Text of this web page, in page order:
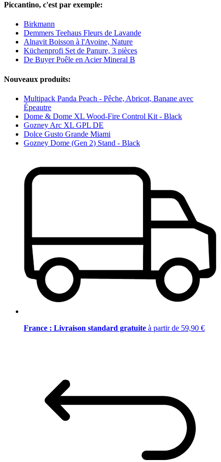
Piccantino, c'est par exemple:
Birkmann
Demmers Teehaus Fleurs de Lavande
Alnavit Boisson à l'Avoine, Nature
Küchenprofi Set de Panure, 3 pièces
De Buyer Poêle en Acier Mineral B
Nouveaux produits:
Multipack Panda Peach - Pêche, Abricot, Banane avec
Épeautre
Dome & Dome XL Wood-Fire Control Kit - Black
Gozney Arc XL GPL DE
Dolce Gusto Grande Miami
Gozney Dome (Gen 2) Stand - Black
France : Livraison standard gratuite à partir de 59,90 €